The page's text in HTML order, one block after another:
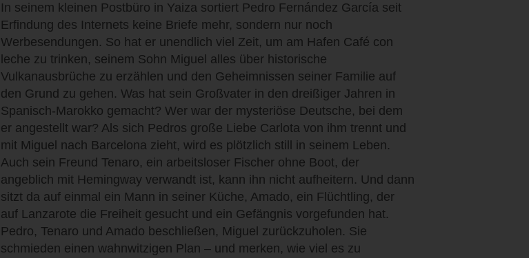
In seinem kleinen Postbüro in Yaiza sortiert Pedro Fernández García seit
Erfindung des Internets keine Briefe mehr, sondern nur noch
Werbesendungen. So hat er unendlich viel Zeit, um am Hafen Café con
leche zu trinken, seinem Sohn Miguel alles über historische
Vulkanausbrüche zu erzählen und den Geheimnissen seiner Familie auf
den Grund zu gehen. Was hat sein Großvater in den dreißiger Jahren in
Spanisch-Marokko gemacht? Wer war der mysteriöse Deutsche, bei dem
er angestellt war? Als sich Pedros große Liebe Carlota von ihm trennt und
mit Miguel nach Barcelona zieht, wird es plötzlich still in seinem Leben.
Auch sein Freund Tenaro, ein arbeitsloser Fischer ohne Boot, der
angeblich mit Hemingway verwandt ist, kann ihn nicht aufheitern. Und dann
sitzt da auf einmal ein Mann in seiner Küche, Amado, ein Flüchtling, der
auf Lanzarote die Freiheit gesucht und ein Gefängnis vorgefunden hat.
Pedro, Tenaro und Amado beschließen, Miguel zurückzuholen. Sie
schmieden einen wahnwitzigen Plan – und merken, wie viel es zu